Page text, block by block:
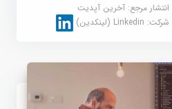
انتشار مرجع:آخرین آپدیت
شرکت:Linkedin (لینکدین)